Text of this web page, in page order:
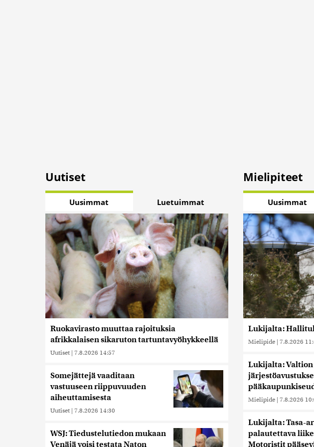
Uutiset
Uusimmat Luetuimmat
Ruokavirasto muuttaa rajoituksia
afrikkalaisen sikaruton tartuntavyöhykkeellä
Uutiset | 7.8.2026 14:57
Somejättejä vaaditaan
vastuuseen riippuvuuden
aiheuttamisesta
Uutiset | 7.8.2026 14:30
WSJ: Tiedustelutiedon mukaan
Venäjä voisi testata Naton
Mielipiteet
Uusimmat
Lukijalta:
Mielipide | 7.8.2026
Lukijalta:
Mielipide | 7.8.2026
Lukijalta: Tasa-
palautettava
Motoristit